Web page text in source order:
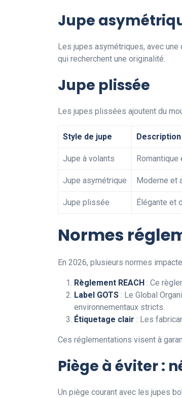
Jupe
Les jupes asymétriques, avec
qui recherchent une originalité.
Jupe plissée
Les jupes plissées ajoutent du
Style de jupe Description
Jupe à volants Romantique
Jupe asymétrique Moderne et
Jupe plissée Élégante et
Normes
En 2026, plusieurs normes
Règlement REACH : Ce
Label GOTS : Le Global
environnementaux stricts.
Étiquetage clair : Les
Ces réglementations visent à
Piège à éviter :
Un piège courant avec les jupes